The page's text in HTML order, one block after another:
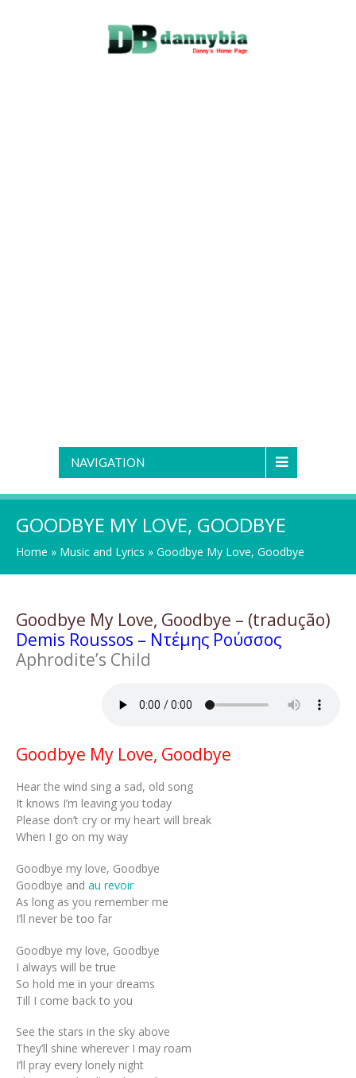
NAVIGATION
GOODBYE MY LOVE, GOODBYE
Home » Music and Lyrics » Goodbye My Love, Goodbye
Goodbye My Love, Goodbye – (tradução)
Demis Roussos – Ντέμης Ρούσσος
Aphrodite’s Child
Goodbye My Love, Goodbye
Hear the wind sing a sad, old song
It knows I’m leaving you today
Please don’t cry or my heart will break
When I go on my way
Goodbye my love, Goodbye
Goodbye and au revoir
As long as you remember me
I’ll never be too far
Goodbye my love, Goodbye
I always will be true
So hold me in your dreams
Till I come back to you
See the stars in the sky above
They’ll shine wherever I may roam
I’ll pray every lonely night